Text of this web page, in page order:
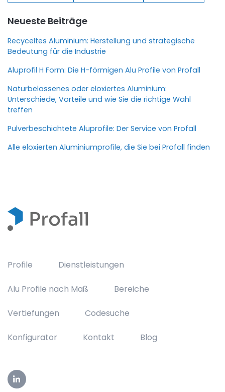
Neueste Beiträge
Recyceltes Aluminium: Herstellung und strategische
Bedeutung für die Industrie
Aluprofil H Form: Die H-förmigen Alu Profile von Profall
Naturbelassenes oder eloxiertes Aluminium:
Unterschiede, Vorteile und wie Sie die richtige Wahl
treffen
Pulverbeschichtete Aluprofile: Der Service von Profall
Alle eloxierten Aluminiumprofile, die Sie bei Profall finden
Profile Dienstleistungen
Alu Profile nach Maß Bereiche
Vertiefungen Codesuche
Konfigurator Kontakt Blog